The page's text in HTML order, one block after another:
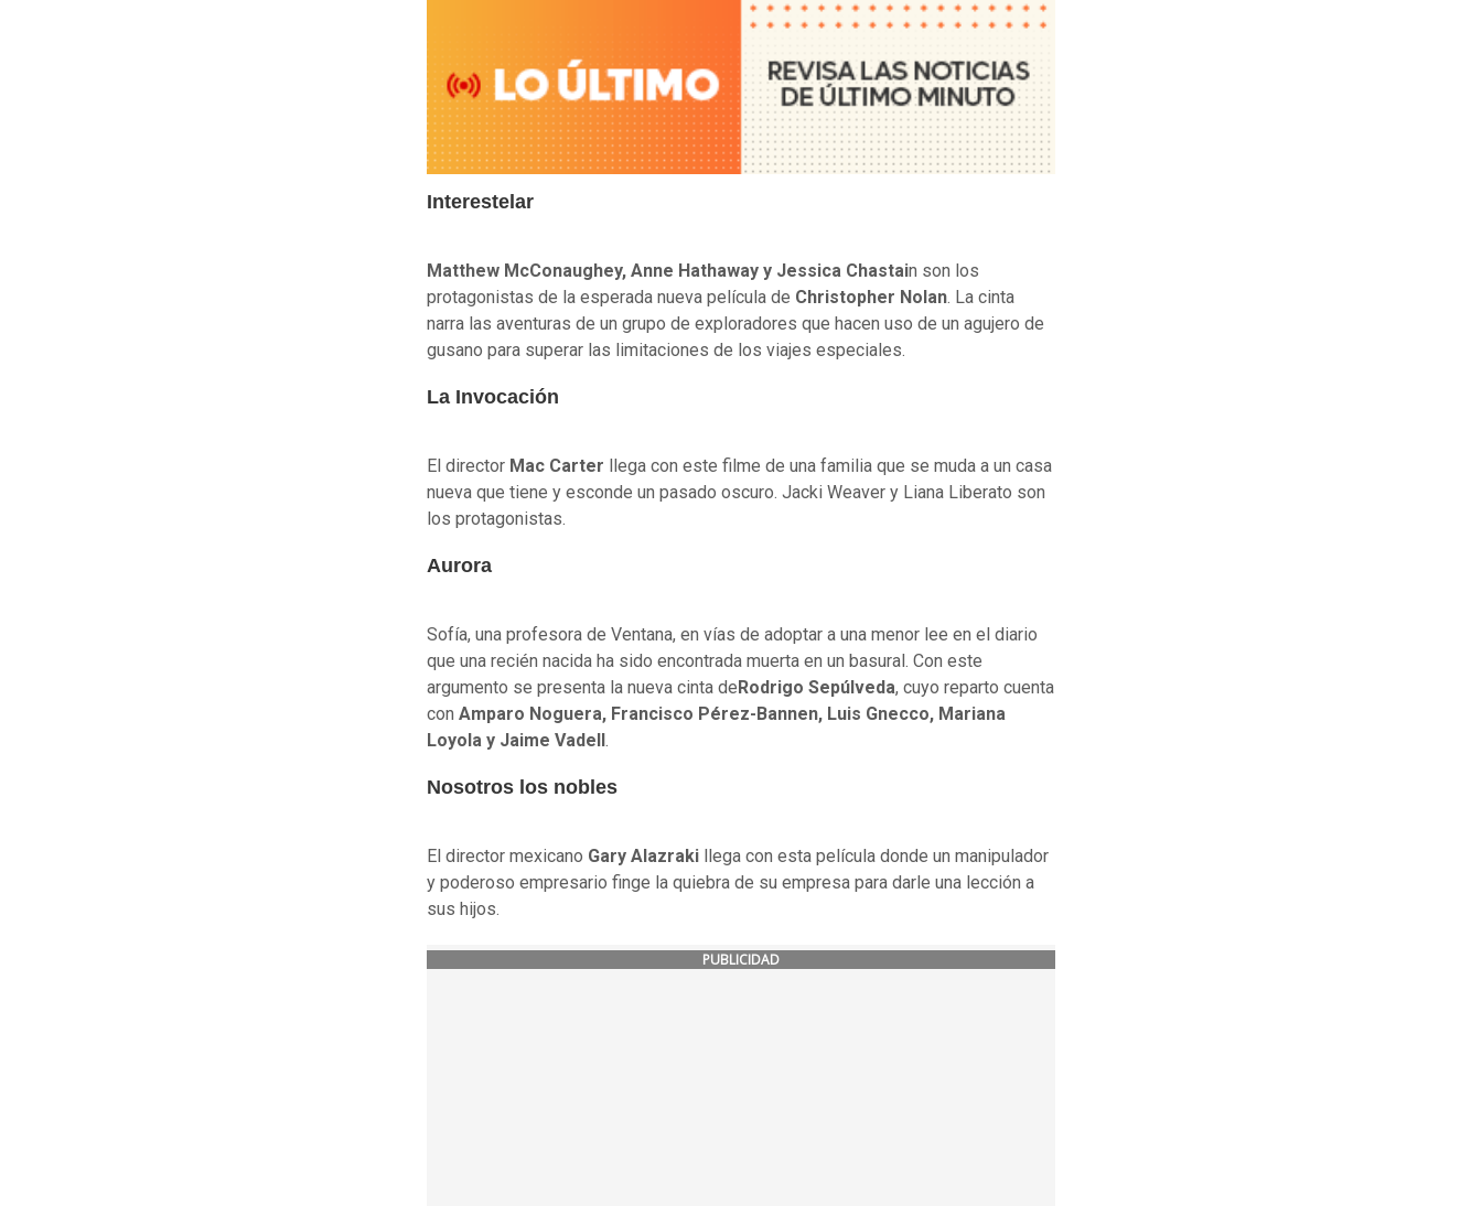
Interestelar
Matthew McConaughey, Anne Hathaway y Jessica Chastain son los
protagonistas de la esperada nueva película de Christopher Nolan. La cinta
narra las aventuras de un grupo de exploradores que hacen uso de un agujero de
gusano para superar las limitaciones de los viajes especiales.
La Invocación
El director Mac Carter llega con este filme de una familia que se muda a un casa
nueva que tiene y esconde un pasado oscuro. Jacki Weaver y Liana Liberato son
los protagonistas.
Aurora
Sofía, una profesora de Ventana, en vías de adoptar a una menor lee en el diario
que una recién nacida ha sido encontrada muerta en un basural. Con este
argumento se presenta la nueva cinta de Rodrigo Sepúlveda, cuyo reparto cuenta
con Amparo Noguera, Francisco Pérez-Bannen, Luis Gnecco, Mariana
Loyola y Jaime Vadell .
Nosotros los nobles
El director mexicano Gary Alazraki llega con esta película donde un manipulador
y poderoso empresario finge la quiebra de su empresa para darle una lección a
sus hijos.
PUBLICIDAD